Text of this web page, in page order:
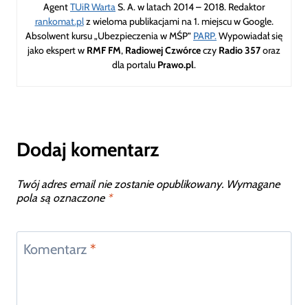
AgentTUiR WartaS. A. w latach 2014 – 2018. Redaktor
rankomat.plz wieloma publikacjami na 1. miejscu w Google.
Absolwent kursu „Ubezpieczenia w MŚP” PARP.Wypowiadał się
jako ekspert w RMF FM, Radiowej Czwórceczy Radio 357oraz
dla portalu Prawo.pl.
Dodaj komentarz
Twój adres email nie zostanie opublikowany. Wymagane
pola są oznaczone *
Komentarz *